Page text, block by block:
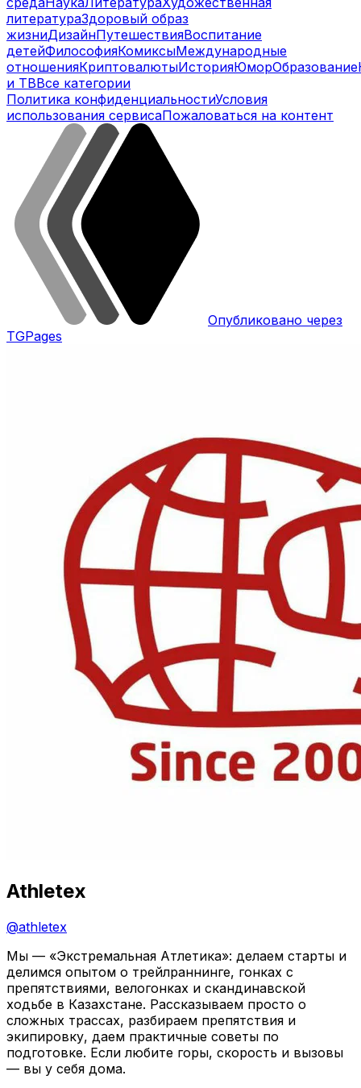
литератураЗдоровый образ
жизниДизайнПутешествияВоспитание
детейФилософияКомиксыМеждународные
отношенияКриптовалютыИсторияЮморОбразование
и ТВВсе категории
Политика конфиденциальностиУсловия
использования сервисаПожаловаться на контент
Опубликовано через
TGPages
Athletex
@athletex
Мы — «Экстремальная Атлетика»: делаем старты и
делимся опытом о трейлраннинге, гонках с
препятствиями, велогонках и скандинавской
ходьбе в Казахстане. Рассказываем просто о
сложных трассах, разбираем препятствия и
экипировку, даем практичные советы по
подготовке. Если любите горы, скорость и вызовы
— вы у себя дома.